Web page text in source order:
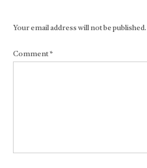
Your email address will not be published.
Comment*